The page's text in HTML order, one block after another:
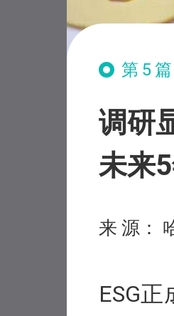
第5
调研
未来
来 源：
ESG